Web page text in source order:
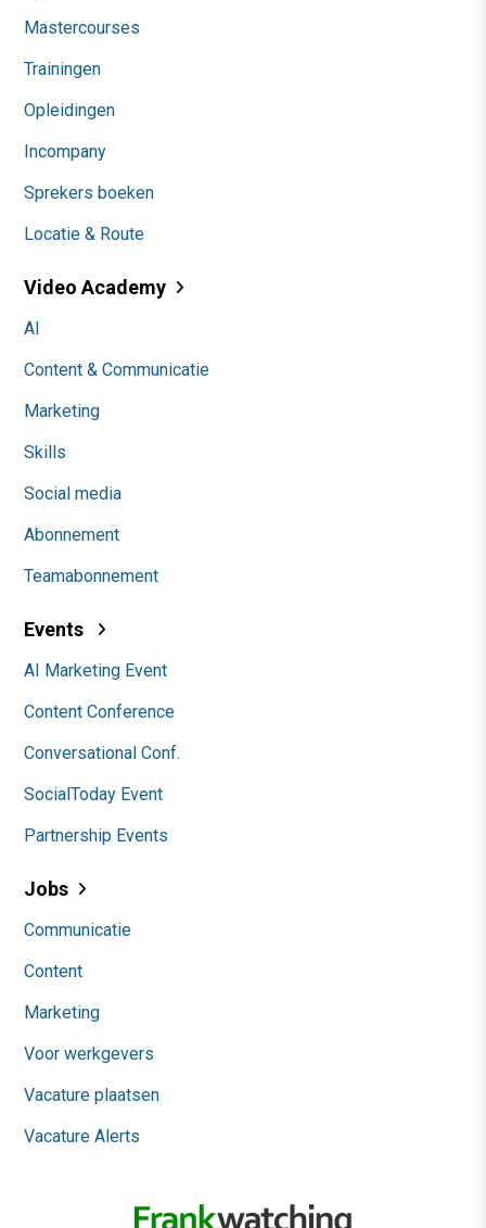
Mastercourses
Trainingen
Opleidingen
Incompany
Sprekers boeken
Locatie & Route
Video Academy
AI
Content & Communicatie
Marketing
Skills
Social media
Abonnement
Teamabonnement
Events
AI Marketing Event
Content Conference
Conversational Conf.
SocialToday Event
Partnership Events
Jobs
Communicatie
Content
Marketing
Voor werkgevers
Vacature plaatsen
Vacature Alerts